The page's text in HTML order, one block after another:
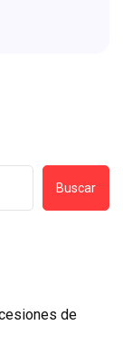
Buscar
de